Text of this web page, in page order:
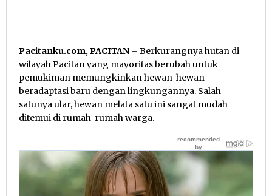
Pacitanku.com, PACITAN – Berkurangnya hutan di
wilayah Pacitan yang mayoritas berubah untuk
pemukiman memungkinkan hewan-hewan
beradaptasi baru dengan lingkungannya. Salah
satunya ular, hewan melata satu ini sangat mudah
ditemui di rumah-rumah warga.